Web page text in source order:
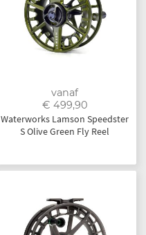
vanaf
€ 499,90
Waterworks Lamson Speedster
S Olive Green Fly Reel